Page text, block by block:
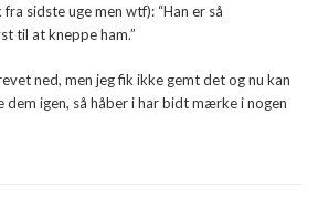
sidste uge men wtf): “Han er så
til at kneppe ham.”
ned, men jeg fik ikke gemt det og nu kan
dem igen, så håber i har bidt mærke i nogen